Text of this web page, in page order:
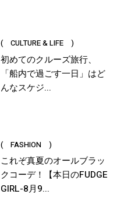
( CULTURE & LIFE )
初めてのクルーズ旅行、
「船内で過ごす一日」はど
んなスケジ...
( FASHION )
これぞ真夏のオールブラッ
クコーデ！【本日のFUDGE
GIRL-8月9...